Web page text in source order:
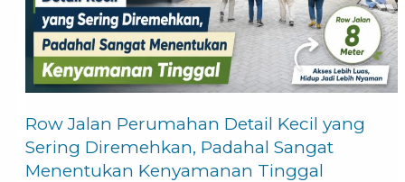
Row Jalan Perumahan Detail Kecil yang
Sering Diremehkan, Padahal Sangat
Menentukan Kenyamanan Tinggal
yang
Sering
Diremehkan,
Padahal
Menentukan
Kenyamanan